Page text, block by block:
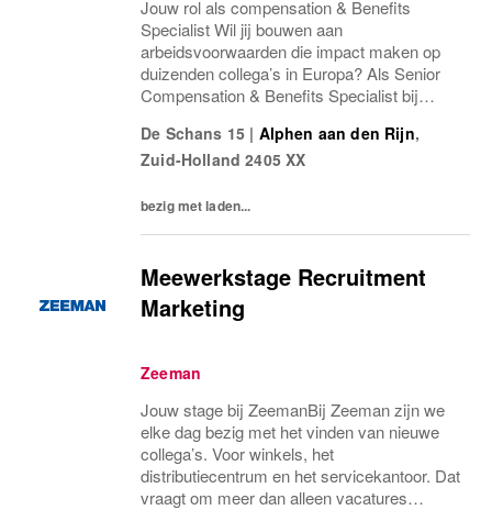
Jouw rol als compensation & Benefits
Specialist Wil jij bouwen aan
arbeidsvoorwaarden die impact maken op
duizenden collega’s in Europa? Als Senior
Compensation & Benefits Specialist bij
verantwoordelijkheid om ons beloningsbeleid
naar een hoger niveau te tillen. In...
De Schans 15 | Alphen aan den Rijn,
Zuid-Holland 2405 XX
bezig met laden...
Meewerkstage Recruitment
Marketing
Zeeman
Jouw stage bij ZeemanBij Zeeman zijn we
elke dag bezig met het vinden van nieuwe
collega’s. Voor winkels, het
distributiecentrum en het servicekantoor. Dat
vraagt om meer dan alleen vacatures